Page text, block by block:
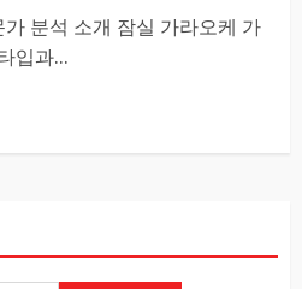
분석 소개 잠실 가라오케 가
입과...